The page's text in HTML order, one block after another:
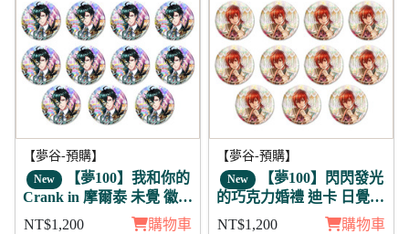
【夢谷-預購】
New 【夢100】我和你的
Crank in 摩爾泰 未覺 徽章
11入組
NT$1,200 購物車
【夢谷-預購】
New 【夢100】閃閃發光
的巧克力婚禮 迪卡 日覺
徽章11入組
NT$1,200 購物車